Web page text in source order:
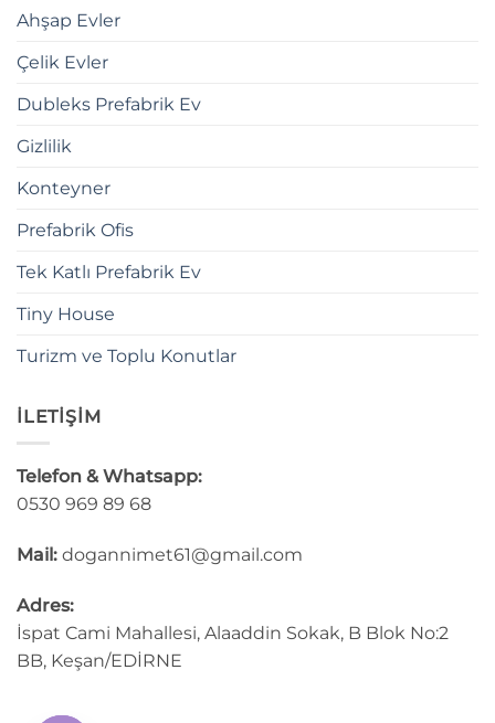
Ahşap Evler
Çelik Evler
Dubleks Prefabrik Ev
Gizlilik
Konteyner
Prefabrik Ofis
Tek Katlı Prefabrik Ev
Tiny House
Turizm ve Toplu Konutlar
İLETİŞİM
Telefon & Whatsapp:
0530 969 89 68
Mail: dogannimet61@gmail.com
Adres:
İspat Cami Mahallesi, Alaaddin Sokak, B Blok No:2
BB, Keşan/EDİRNE